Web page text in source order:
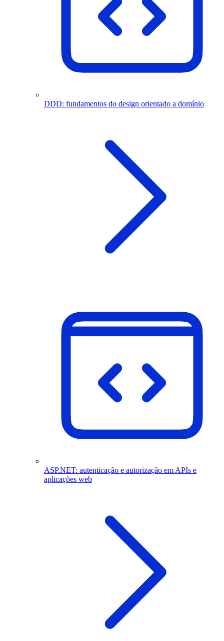
DDD: fundamentos do design orientado a domínio
ASP.NET: autenticação e autorização em APIs e
aplicações web